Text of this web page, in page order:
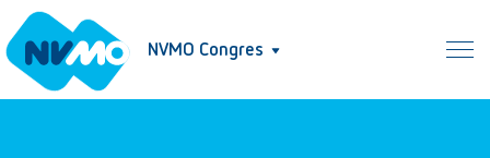
NVMO Congres